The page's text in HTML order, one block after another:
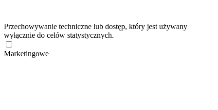
Przechowywanie techniczne lub dostęp, który jest używany
wyłącznie do celów statystycznych.
Marketingowe